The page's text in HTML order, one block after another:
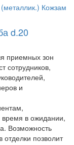
d.20
приемных зон
сотрудников,
и
время в ожидании,
Возможность
позволит